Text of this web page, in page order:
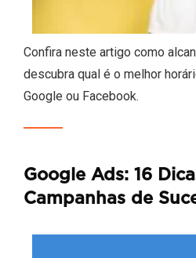
Confira neste artigo como
descubra qual é o melhor
Google ou Facebook.
Google Ads: 16
Campanhas de